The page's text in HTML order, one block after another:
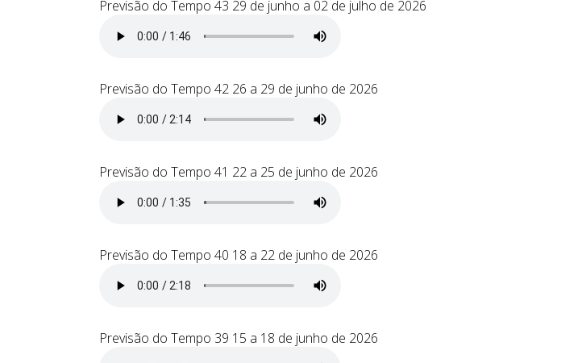
Previsão do Tempo 43 29 de junho a 02 de julho de 2026
Previsão do Tempo 42 26 a 29 de junho de 2026
Previsão do Tempo 41 22 a 25 de junho de 2026
Previsão do Tempo 40 18 a 22 de junho de 2026
Previsão do Tempo 39 15 a 18 de junho de 2026